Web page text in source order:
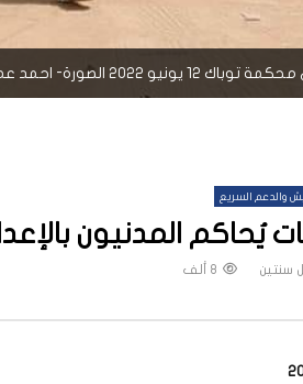
عمر- موقع التواصل الاجتماعي فيس بوك
والدعم السريع
يُحاكم المدنيون
سنتين 8 ألف